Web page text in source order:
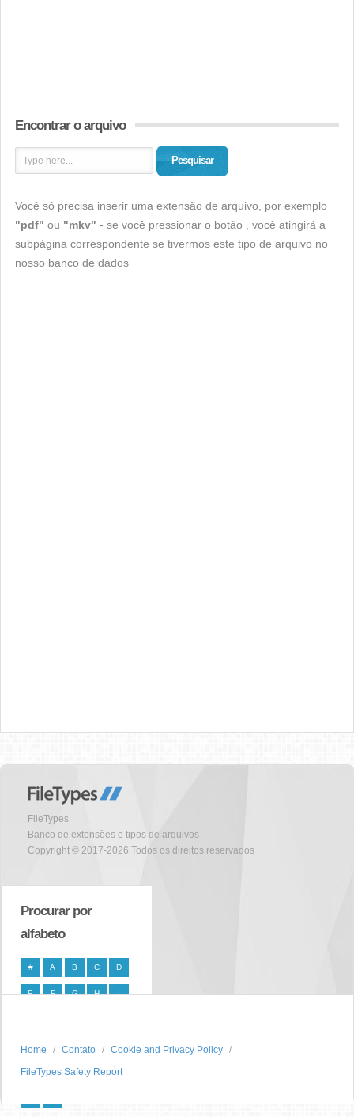
Encontrar o arquivo
Pesquisar
Você só precisa inserir uma extensão de arquivo, por exemplo
"pdf" ou "mkv" - se você pressionar o botão , você atingirá a
subpágina correspondente se tivermos este tipo de arquivo no
nosso banco de dados
FileTypes
Banco de extensões e tipos de arquivos
Copyright © 2017-2026 Todos os direitos reservados
Procurar por
alfabeto
# A B C D
E F G H I
P S
T U V W X
Home Contato
Cookie and Privacy Policy
FileTypes Safety Report